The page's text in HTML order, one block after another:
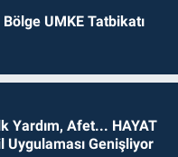
UMKE Tatbikatı
Yardım, Afet... HAYAT
Uygulaması Genişliyor